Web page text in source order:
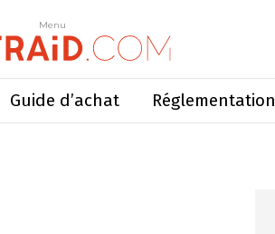
Menu
Guide d’achat Réglementation
Menu
écologique